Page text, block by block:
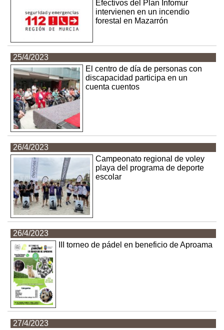
Efectivos del Plan Infomur
intervienen en un incendio
forestal en Mazarrón
25/4/2023
El centro de día de personas con
discapacidad participa en un
cuenta cuentos
26/4/2023
Campeonato regional de voley
playa del programa de deporte
escolar
26/4/2023
III torneo de pádel en beneficio de Aproama
27/4/2023